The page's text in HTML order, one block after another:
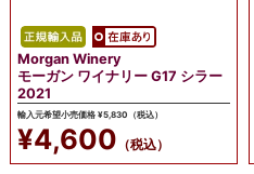
Morgan Winery
モーガン ワイナリー G17 シラー
2021
輸入元希望小売価格 ¥5,830（税込）
¥4,600 （税込）